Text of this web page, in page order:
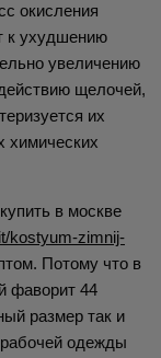
окисления
к ухудшению
увеличению
щелочей,
их
химических
в москве
kostyum-zimnij-
Потому что в
фаворит 44
размер так и
одежды